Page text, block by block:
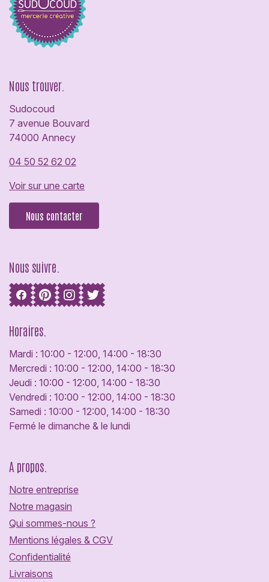
Nous trouver.
Sudocoud
7 avenue Bouvard
74000 Annecy
04 50 52 62 02
Voir sur une carte
Nous contacter
Nous suivre.
Horaires.
Mardi : 10:00 - 12:00, 14:00 - 18:30
Mercredi : 10:00 - 12:00, 14:00 - 18:30
Jeudi : 10:00 - 12:00, 14:00 - 18:30
Vendredi : 10:00 - 12:00, 14:00 - 18:30
Samedi : 10:00 - 12:00, 14:00 - 18:30
Fermé le dimanche & le lundi
A propos.
Notre entreprise
Notre magasin
Qui sommes-nous ?
Mentions légales & CGV
Confidentialité
Livraisons